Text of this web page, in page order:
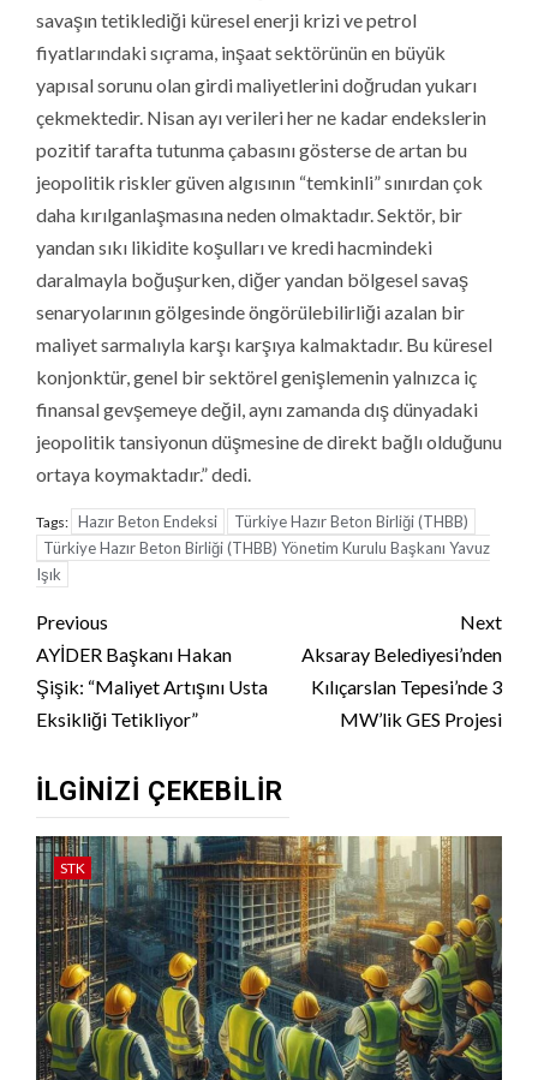
savaşın tetiklediği küresel enerji krizi ve petrol
fiyatlarındaki sıçrama, inşaat sektörünün en büyük
yapısal sorunu olan girdi maliyetlerini doğrudan yukarı
çekmektedir. Nisan ayı verileri her ne kadar endekslerin
pozitif tarafta tutunma çabasını gösterse de artan bu
jeopolitik riskler güven algısının “temkinli” sınırdan çok
daha kırılganlaşmasına neden olmaktadır. Sektör, bir
yandan sıkı likidite koşulları ve kredi hacmindeki
daralmayla boğuşurken, diğer yandan bölgesel savaş
senaryolarının gölgesinde öngörülebilirliği azalan bir
maliyet sarmalıyla karşı karşıya kalmaktadır. Bu küresel
konjonktür, genel bir sektörel genişlemenin yalnızca iç
finansal gevşemeye değil, aynı zamanda dış dünyadaki
jeopolitik tansiyonun düşmesine de direkt bağlı olduğunu
ortaya koymaktadır.” dedi.
Tags: Hazır Beton Endeksi
Türkiye Hazır Beton Birliği (THBB)
Türkiye Hazır Beton Birliği (THBB) Yönetim Kurulu Başkanı Yavuz
Işık
Continue
Reading
Previous
AYİDER Başkanı Hakan
Şişik: “Maliyet Artışını Usta
Eksikliği Tetikliyor”
Next
Aksaray Belediyesi’nden
Kılıçarslan Tepesi’nde 3
MW’lik GES Projesi
İLGINIZI ÇEKEBILIR
STK